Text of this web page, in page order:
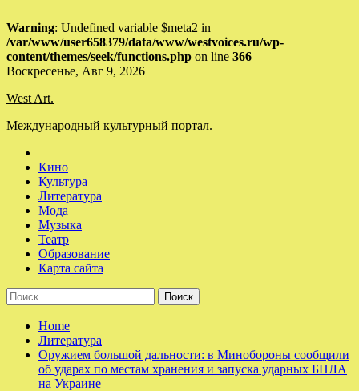
Warning: Undefined variable $meta2 in
/var/www/user658379/data/www/westvoices.ru/wp-
content/themes/seek/functions.php on line 366
Skip
content
Воскресенье, Авг 9, 2026
West Art.
Международный культурный портал.
Кино
Культура
Литература
Мода
Музыка
Театр
Образование
Карта сайта
Найти:
Home
Литература
Оружием большой дальности: в Минобороны сообщили
об ударах по местам хранения и запуска ударных БПЛА
на Украине